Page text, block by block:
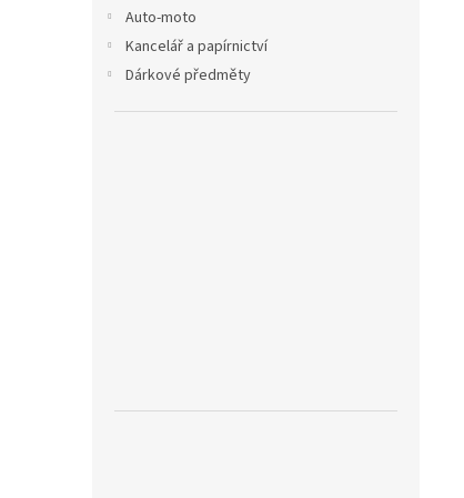
Auto-moto
Kancelář a papírnictví
Dárkové předměty